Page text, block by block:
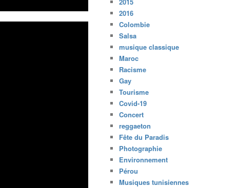
2016
Colombie
Salsa
musique classique
Maroc
Racisme
Gay
Tourisme
Covid-19
Concert
reggaeton
Fête du Paradis
Photographie
Environnement
Pérou
Musiques tunisiennes